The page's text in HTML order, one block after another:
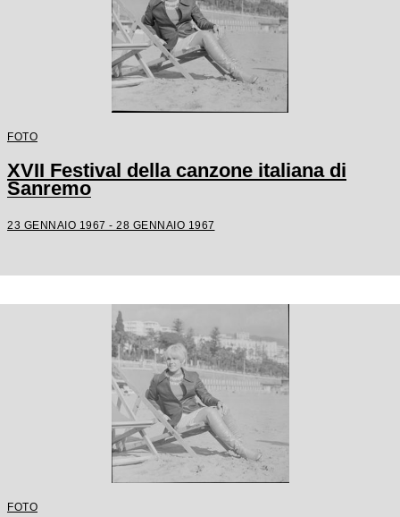
FOTO
XVII Festival della canzone italiana di
Sanremo
23 GENNAIO 1967 - 28 GENNAIO 1967
FOTO